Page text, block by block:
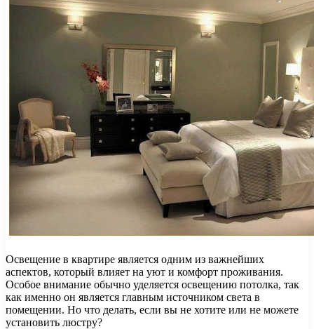
Освещение в квартире является одним из важнейших
аспектов, который влияет на уют и комфорт проживания.
Особое внимание обычно уделяется освещению потолка, так
как именно он является главным источником света в
помещении. Но что делать, если вы не хотите или не можете
установить люстру?